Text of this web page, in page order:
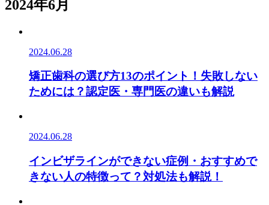
2024年6月
2024.06.28
矯正歯科の選び方13のポイント！失敗しない
ためには？認定医・専門医の違いも解説
2024.06.28
インビザラインができない症例・おすすめで
きない人の特徴って？対処法も解説！